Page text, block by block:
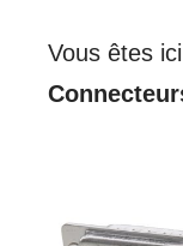
Vous êtes